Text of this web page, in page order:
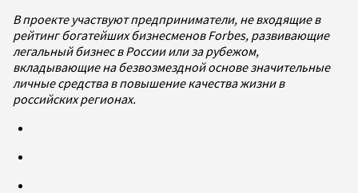
В проекте участвуют предприниматели, не входящие в
рейтинг богатейших бизнесменов Forbes, развивающие
легальный бизнес в России или за рубежом,
вкладывающие на безвозмездной основе значительные
личные средства в повышение качества жизни в
российских регионах.